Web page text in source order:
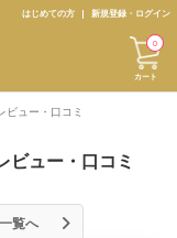
はじめての方 新規登録・ログイン
カート
0
ビュー・口コミ
ュー・口コミ
覧へ